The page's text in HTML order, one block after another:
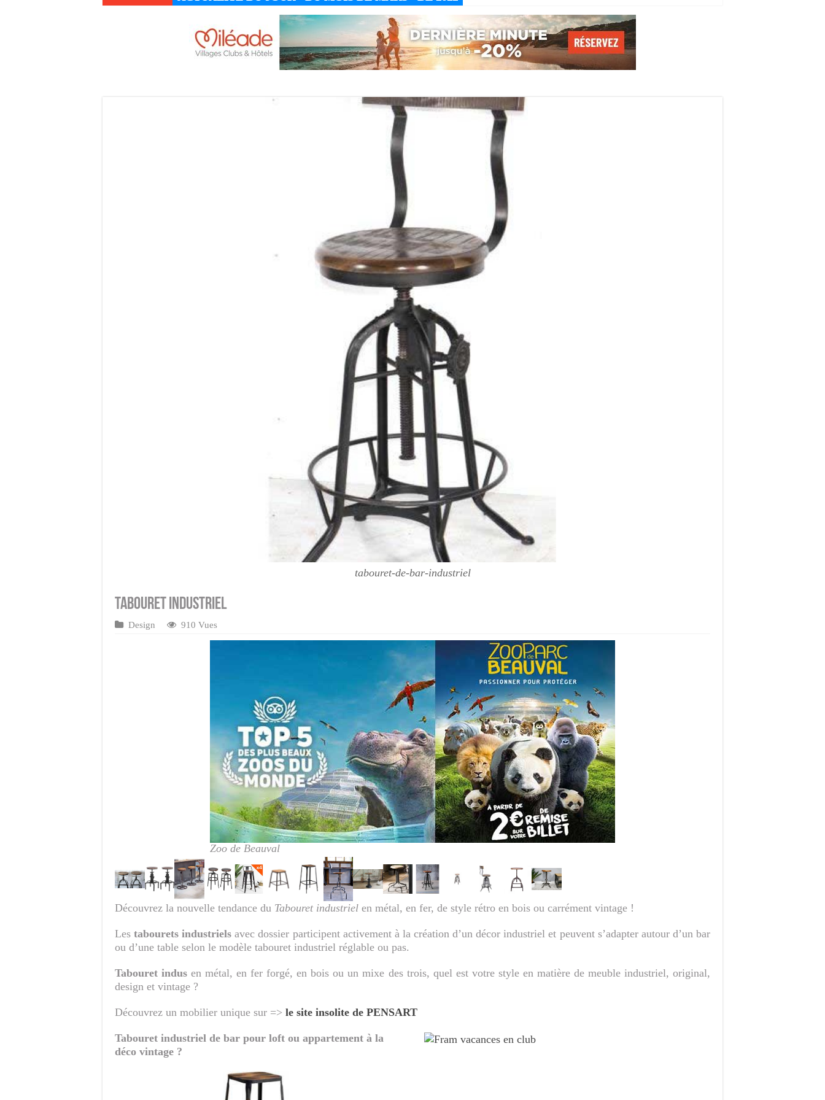
tabouret-de-bar-industriel
Tabouret industriel
Design 910 Vues
Zoo de Beauval
Découvrez la nouvelle tendance du Tabouret industriel en métal, en fer, de style rétro en bois ou carrément vintage !
Lestabourets industriels avec dossier participent activement à la création d’un décor industriel et peuvent s’adapter autour d’un bar
ou d’une table selon le modèle tabouret industriel réglable ou pas.
Tabouret indus en métal, en fer forgé, en bois ou un mixe des trois, quel est votre style en matière de meuble industriel, original,
design et vintage ?
Découvrez un mobilier unique sur => le site insolite de PENSART
Tabouret industriel de bar pour loft ou appartement à la
déco vintage ?